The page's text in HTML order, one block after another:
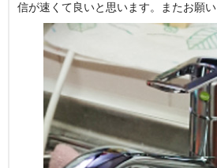
信が速くて良いと思います。またお願い